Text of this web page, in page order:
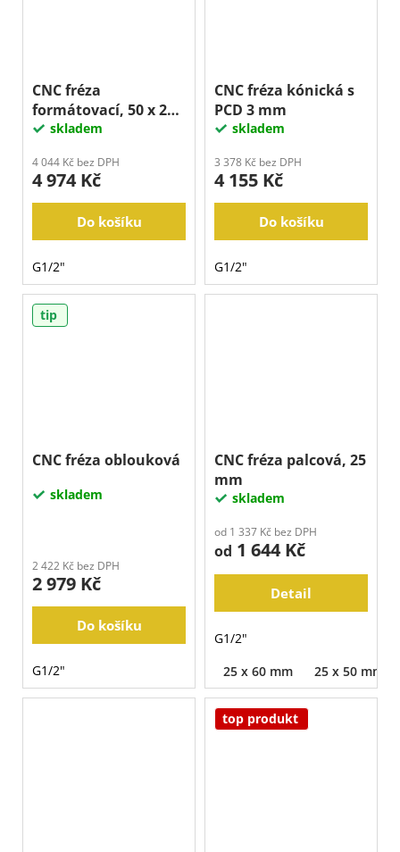
CNC fréza
formátovací, 50 x 22
mmskladem
4 044 Kč bez DPH
4 974 Kč
Do košíku
G1/2"
CNC fréza kónická s
PCD 3 mm
skladem
3 378 Kč bez DPH
4 155 Kč
Do košíku
G1/2"
tip
CNC fréza oblouková
skladem
2 422 Kč bez DPH
2 979 Kč
Do košíku
G1/2"
CNC fréza palcová, 25
mm
skladem
od 1 337 Kč bez DPH
od 1 644 Kč
Detail
G1/2"
25 x 60 mm
25 x 50 mm
top produkt